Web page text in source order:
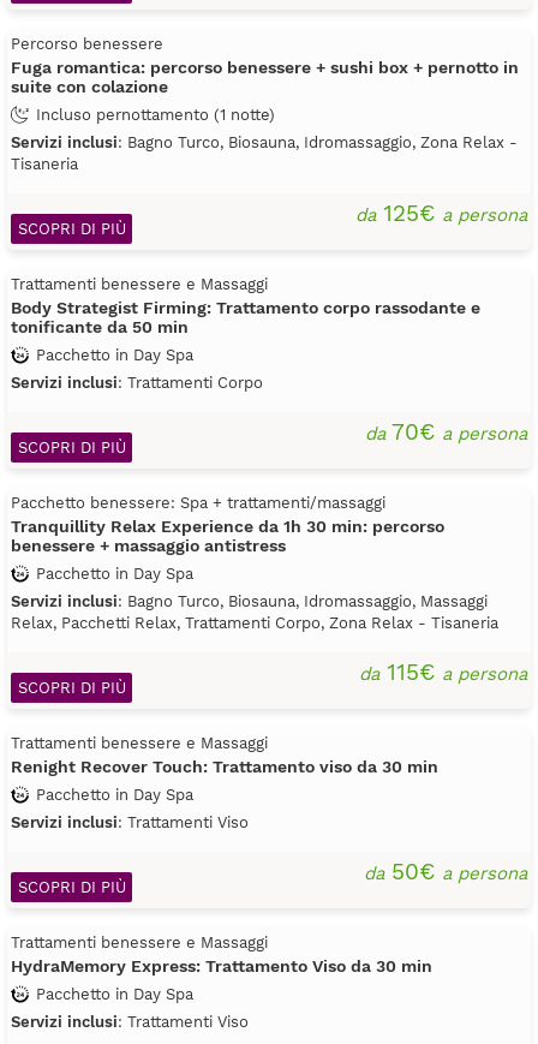
Percorso benessere
Fuga romantica: percorso benessere + sushi box + pernotto in
suite con colazione
Incluso pernottamento (1 notte)
Servizi inclusi: Bagno Turco, Biosauna, Idromassaggio, Zona Relax -
Tisaneria
da125€ a persona
SCOPRI DI PIÙ
Trattamenti benessere e Massaggi
Body Strategist Firming: Trattamento corpo rassodante e
tonificante da 50 min
Pacchetto in Day Spa
Servizi inclusi: Trattamenti Corpo
da70€ a persona
SCOPRI DI PIÙ
Pacchetto benessere: Spa + trattamenti/massaggi
Tranquillity Relax Experience da 1h 30 min: percorso
benessere + massaggio antistress
Pacchetto in Day Spa
Servizi inclusi: Bagno Turco, Biosauna, Idromassaggio, Massaggi
Relax, Pacchetti Relax, Trattamenti Corpo, Zona Relax - Tisaneria
da115€ a persona
SCOPRI DI PIÙ
Trattamenti benessere e Massaggi
Renight Recover Touch: Trattamento viso da 30 min
Pacchetto in Day Spa
Servizi inclusi: Trattamenti Viso
da50€ a persona
SCOPRI DI PIÙ
Trattamenti benessere e Massaggi
HydraMemory Express: Trattamento Viso da 30 min
Pacchetto in Day Spa
Servizi inclusi: Trattamenti Viso